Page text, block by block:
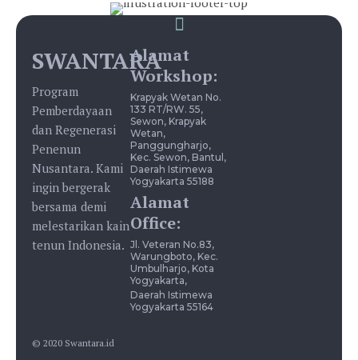
SWANTARA
Program
Pemberdayaan
dan Regenerasi
Penenun
Nusantara. Kami
ingin bergerak
bersama demi
melestarikan kain
tenun Indonesia.
Alamat
Workshop:
Krapyak Wetan No.
133 RT/RW. 55,
Sewon, Krapyak
Wetan,
Panggungharjo,
Kec. Sewon, Bantul,
Daerah Istimewa
Yogyakarta 55188
Alamat
Office:
Jl. Veteran No.83,
Warungboto, Kec.
Umbulharjo, Kota
Yogyakarta,
Daerah Istimewa
Yogyakarta 55164
© 2020 Swantara.id